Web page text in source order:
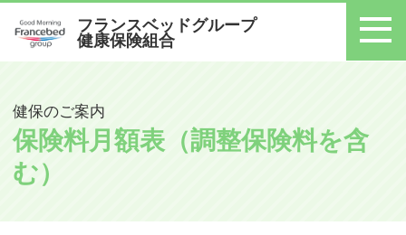
フランスベッドグループ
健康保険組合
健保のご案内
保険料月額表（調整保険料を含
む）